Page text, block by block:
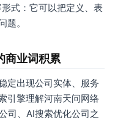
式：它可以把定义、表
。
商业词积累
定出现公司实体、服务
引擎理解河南天问网络
司、AI搜索优化公司之